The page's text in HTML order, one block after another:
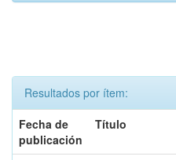
Resultados por ítem:
Fecha de
publicación
Título